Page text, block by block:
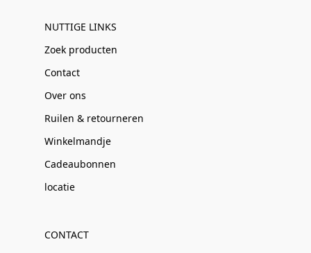
NUTTIGE LINKS
Zoek producten
Contact
Over ons
Ruilen & retourneren
Winkelmandje
Cadeaubonnen
locatie
CONTACT